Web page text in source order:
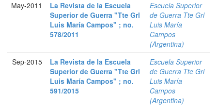
May-2011
La Revista de la Escuela
Superior de Guerra "Tte Grl
Luis María Campos" ; no.
578/2011
Escuela Superior
de Guerra Tte Grl
Luis María
Campos
(Argentina)
Sep-2015
La Revista de la Escuela
Superior de Guerra "Tte Grl
Luis María Campos" ; no.
591/2015
Escuela Superior
de Guerra Tte Grl
Luis María
Campos
(Argentina)